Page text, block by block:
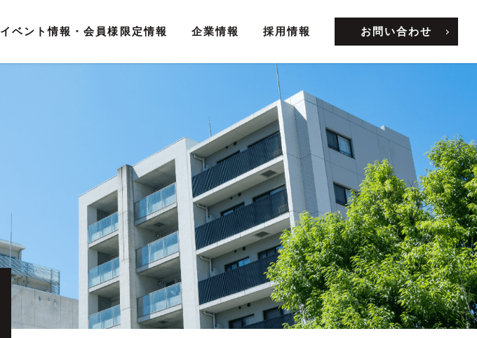
イベント情報・会員様限定情報 企業情報 採用情報 お問い合わせ